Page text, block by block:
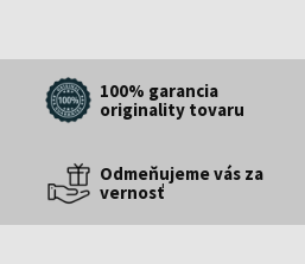
100% garancia
originality tovaru
Odmeňujeme vás za
vernosť